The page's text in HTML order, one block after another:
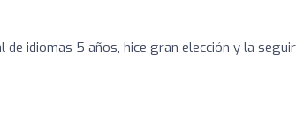
idiomas 5 años, hice gran elección y la